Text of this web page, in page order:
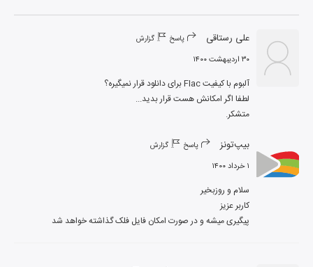
علی رستاقی پاسخ گزارش
۳۰ اردیبهشت ۱۴۰۰
متشکر.
بیپ‌تونز پاسخ گزارش
۱ خرداد ۱۴۰۰
پیگیری میشه و در صورت امکان فایل فلک گذاشته خواهد شد